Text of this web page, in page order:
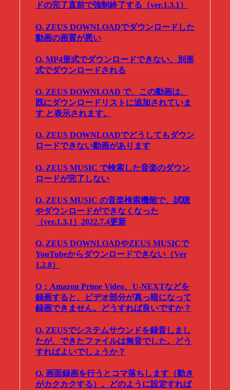
ドの完了直前で強制終了する（ver.1.3.1）
Q. ZEUS DOWNLOADでダウンロードした
動画の画質が悪い
Q. MP4形式でダウンロードできない、別形
式でダウンロードされる
Q. ZEUS DOWNLOAD で、この動画は、
既にダウンロードリストに追加されていま
す と表示されます。
Q. ZEUS DOWNLOADでどうしてもダウン
ロードできない動画があります
Q. ZEUS MUSIC で検索した音楽のダウン
ロードが完了しない
Q. ZEUS MUSIC の音楽検索機能で、試聴
やダウンロードができなくなった
（ver.1.3.1）2022.7.4更新
Q. ZEUS DOWNLOADやZEUS MUSICで
YouTubeからダウンロードできない（Ver
1.2.8）
Q：Amazon Prime Video、U-NEXTなどを
録画すると、ビデオ部分が真っ暗になって
録画できません。どうすれば良いですか？
Q. ZEUSでシステムサウンドを録音しまし
たが、できたファイルは無音でした。どう
すればよいでしょうか？
Q. 画面録画を行うとコマ落ちします（動き
がカクカクする）。どのように設定すれば